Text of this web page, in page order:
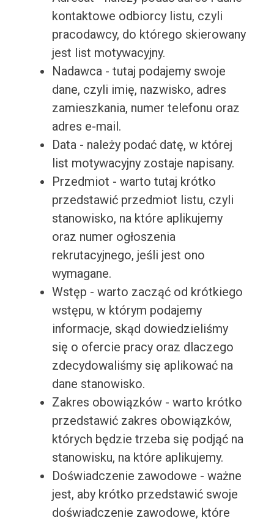
kontaktowe odbiorcy listu, czyli
pracodawcy, do którego skierowany
jest list motywacyjny.
Nadawca - tutaj podajemy swoje
dane, czyli imię, nazwisko, adres
zamieszkania, numer telefonu oraz
adres e-mail.
Data - należy podać datę, w której
list motywacyjny zostaje napisany.
Przedmiot - warto tutaj krótko
przedstawić przedmiot listu, czyli
stanowisko, na które aplikujemy
oraz numer ogłoszenia
rekrutacyjnego, jeśli jest ono
wymagane.
Wstęp - warto zacząć od krótkiego
wstępu, w którym podajemy
informacje, skąd dowiedzieliśmy
się o ofercie pracy oraz dlaczego
zdecydowaliśmy się aplikować na
dane stanowisko.
Zakres obowiązków - warto krótko
przedstawić zakres obowiązków,
których będzie trzeba się podjąć na
stanowisku, na które aplikujemy.
Doświadczenie zawodowe - ważne
jest, aby krótko przedstawić swoje
doświadczenie zawodowe, które